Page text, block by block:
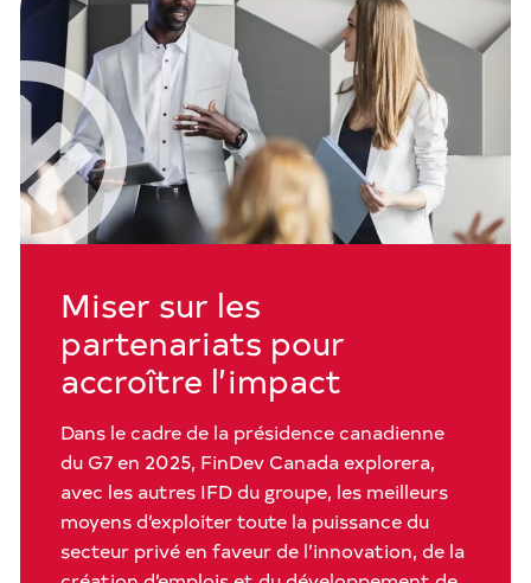
Miser sur les
partenariats pour
accroître l’impact
Dans le cadre de la présidence canadienne
du G7 en 2025, FinDev Canada explorera,
avec les autres IFD du groupe, les meilleurs
moyens d’exploiter toute la puissance du
secteur privé en faveur de l’innovation, de la